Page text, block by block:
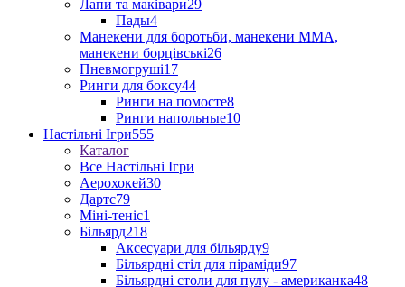
Лапи та маківари29
Пады4
Манекени для боротьби, манекени ММА,
манекени борцівські26
Пневмогруші17
Ринги для боксу44
Ринги на помосте8
Ринги напольные10
Настільні Ігри555
Каталог
Все Настільні Ігри
Аерохокей30
Дартс79
Міні-теніс1
Більярд218
Аксесуари для більярду9
Більярдні стіл для піраміди97
Більярдні столи для пулу - американка48